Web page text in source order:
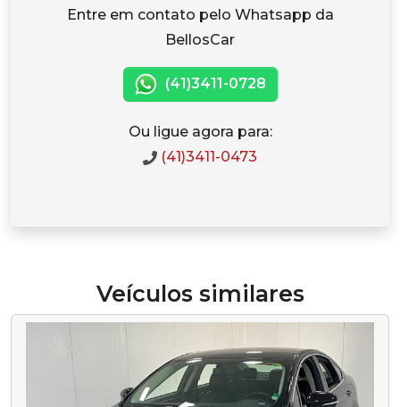
Entre em contato pelo Whatsapp da
BellosCar
(41)3411-0728
Ou ligue agora para:
(41)3411-0473
Veículos similares